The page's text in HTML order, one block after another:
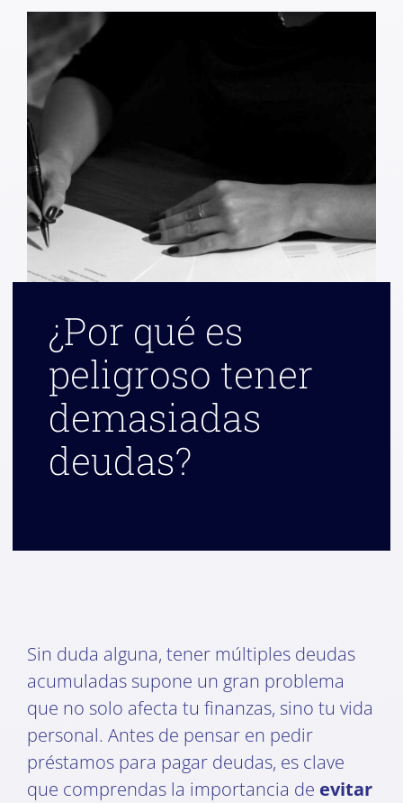
¿Por qué es
peligroso tener
demasiadas
deudas?
Sin duda alguna, tener múltiples deudas
acumuladas supone un gran problema
que no solo afecta tu finanzas, sino tu vida
personal. Antes de pensar en pedir
préstamos para pagar deudas, es clave
que comprendas la importancia de evitar